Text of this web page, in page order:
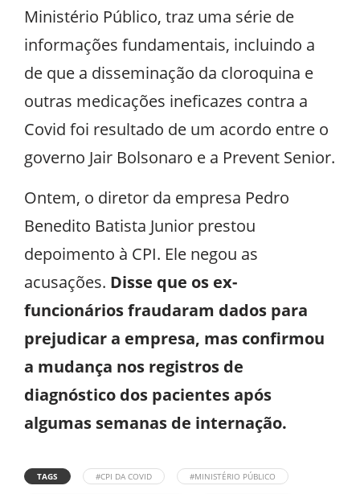
Ministério Público, traz uma série de
informações fundamentais, incluindo a
de que a disseminação da cloroquina e
outras medicações ineficazes contra a
Covid foi resultado de um acordo entre o
governo Jair Bolsonaro e a Prevent Senior.
Ontem, o diretor da empresa Pedro
Benedito Batista Junior prestou
depoimento à CPI. Ele negou as
acusações. Disse que os ex-
funcionários fraudaram dados para
prejudicar a empresa, mas confirmou
a mudança nos registros de
diagnóstico dos pacientes após
algumas semanas de internação.
TAGS #CPI DA COVID #MINISTÉRIO PÚBLICO